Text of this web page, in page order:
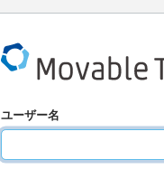
ユーザー名